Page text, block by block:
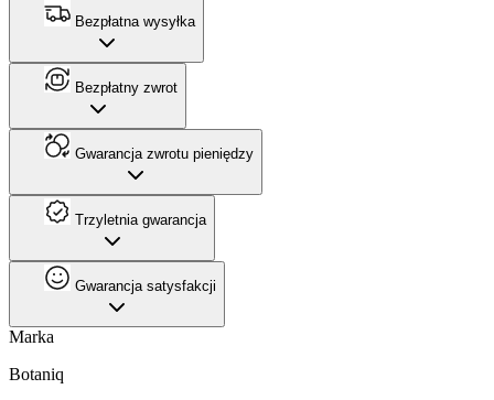
Bezpłatna wysyłka
Bezpłatny zwrot
Gwarancja zwrotu pieniędzy
Trzyletnia gwarancja
Gwarancja satysfakcji
Marka
Botaniq